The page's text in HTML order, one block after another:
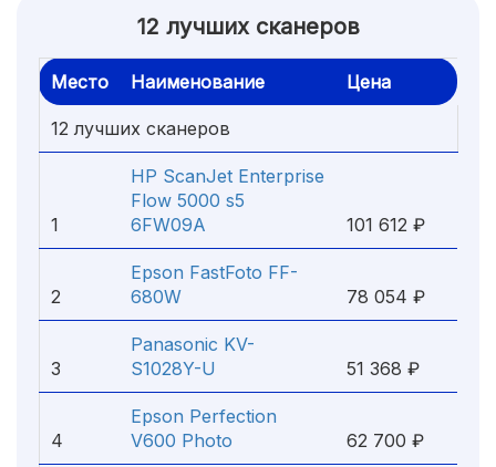
12 лучших сканеров
Место Наименование Цена
12 лучших сканеров
1
HP ScanJet Enterprise
Flow 5000 s5
6FW09A
101 612 ₽
2
Epson FastFoto FF-
680W
78 054 ₽
3
Panasonic KV-
S1028Y-U
51 368 ₽
4
Epson Perfection
V600 Photo
62 700 ₽